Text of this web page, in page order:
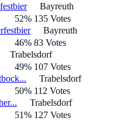
Bayreuth
52% 135 Votes
Bayreuth
46% 83 Votes
Trabelsdorf
49% 107 Votes
Trabelsdorf
50% 112 Votes
Trabelsdorf
51% 127 Votes